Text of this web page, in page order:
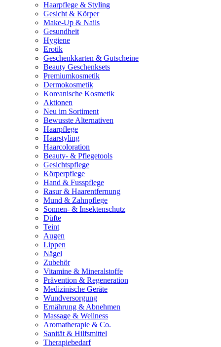
Haarpflege & Styling
Gesicht & Körper
Make-Up & Nails
Gesundheit
Hygiene
Erotik
Geschenkkarten & Gutscheine
Beauty Geschenksets
Premiumkosmetik
Dermokosmetik
Koreanische Kosmetik
Aktionen
Neu im Sortiment
Bewusste Alternativen
Haarpflege
Haarstyling
Haarcoloration
Beauty- & Pflegetools
Gesichtspflege
Körperpflege
Hand & Fusspflege
Rasur & Haarentfernung
Mund & Zahnpflege
Sonnen- & Insektenschutz
Düfte
Teint
Augen
Lippen
Nägel
Zubehör
Vitamine & Mineralstoffe
Prävention & Regeneration
Medizinische Geräte
Wundversorgung
Ernährung & Abnehmen
Massage & Wellness
Aromatherapie & Co.
Sanität & Hilfsmittel
Therapiebedarf